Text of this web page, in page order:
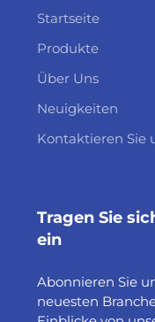
Startseite
Produkte
Über Uns
Neuigkeiten
Kontaktieren Sie
Tragen Sie
ein
Abonnieren Sie
neuesten